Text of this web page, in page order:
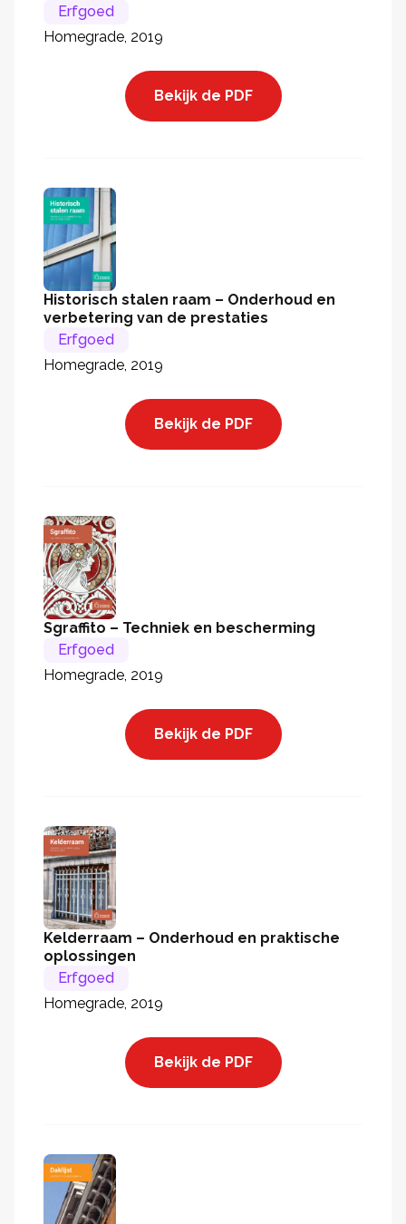
Erfgoed
Homegrade, 2019
Bekijk de PDF
Historisch stalen raam – Onderhoud en
verbetering van de prestaties
Erfgoed
Homegrade, 2019
Bekijk de PDF
Sgraffito – Techniek en bescherming
Erfgoed
Homegrade, 2019
Bekijk de PDF
Kelderraam – Onderhoud en praktische
oplossingen
Erfgoed
Homegrade, 2019
Bekijk de PDF